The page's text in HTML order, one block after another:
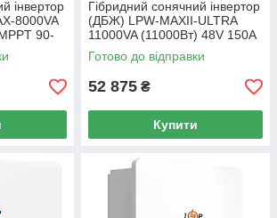
інвертор
8000VA
90-
Гібридний сонячний інвертор
(ДБЖ) LPW-MAXII-ULTRA
11000VA (11000Вт) 48V 150A
MPPT 90-450V ON-OFF GRID
Уцінка
Готово до відправки
52 875 ₴
Купити